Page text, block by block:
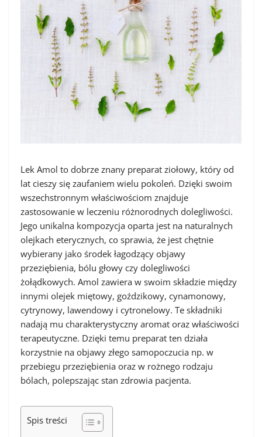
Lek Amol to dobrze znany preparat ziołowy, który od
lat cieszy się zaufaniem wielu pokoleń. Dzięki swoim
wszechstronnym właściwościom znajduje
zastosowanie w leczeniu różnorodnych dolegliwości.
Jego unikalna kompozycja oparta jest na naturalnych
olejkach eterycznych, co sprawia, że jest chętnie
wybierany jako środek łagodzący objawy
przeziębienia, bólu głowy czy dolegliwości
żołądkowych. Amol zawiera w swoim składzie między
innymi olejek miętowy, goździkowy, cynamonowy,
cytrynowy, lawendowy i cytronelowy. Te składniki
nadają mu charakterystyczny aromat oraz właściwości
terapeutyczne. Dzięki temu preparat ten działa
korzystnie na objawy złego samopoczucia np. w
przebiegu przeziębienia oraz w rożnego rodzaju
bólach, polepszając stan zdrowia pacjenta.
Spis treści